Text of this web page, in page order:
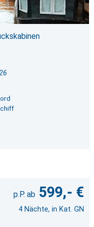
599,- €
4 Nächte, in Kat. GN